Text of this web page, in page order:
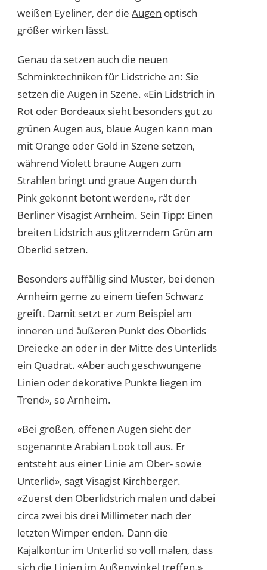
weißen Eyeliner, der die Augen optisch
größer wirken lässt.
Genau da setzen auch die neuen
Schminktechniken für Lidstriche an: Sie
setzen die Augen in Szene. «Ein Lidstrich in
Rot oder Bordeaux sieht besonders gut zu
grünen Augen aus, blaue Augen kann man
mit Orange oder Gold in Szene setzen,
während Violett braune Augen zum
Strahlen bringt und graue Augen durch
Pink gekonnt betont werden», rät der
Berliner Visagist Arnheim. Sein Tipp: Einen
breiten Lidstrich aus glitzerndem Grün am
Oberlid setzen.
Besonders auffällig sind Muster, bei denen
Arnheim gerne zu einem tiefen Schwarz
greift. Damit setzt er zum Beispiel am
inneren und äußeren Punkt des Oberlids
Dreiecke an oder in der Mitte des Unterlids
ein Quadrat. «Aber auch geschwungene
Linien oder dekorative Punkte liegen im
Trend», so Arnheim.
«Bei großen, offenen Augen sieht der
sogenannte Arabian Look toll aus. Er
entsteht aus einer Linie am Ober- sowie
Unterlid», sagt Visagist Kirchberger.
«Zuerst den Oberlidstrich malen und dabei
circa zwei bis drei Millimeter nach der
letzten Wimper enden. Dann die
Kajalkontur im Unterlid so voll malen, dass
sich die Linien im Außenwinkel treffen.»